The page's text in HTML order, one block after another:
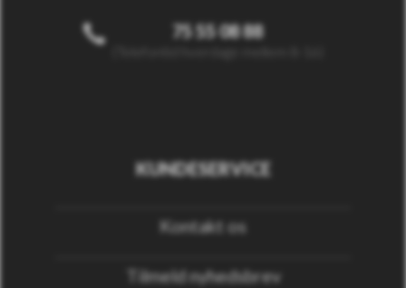
75 55 08 88
KUNDESERVICE
Kontakt os
Tilmeld nyhedsbrev